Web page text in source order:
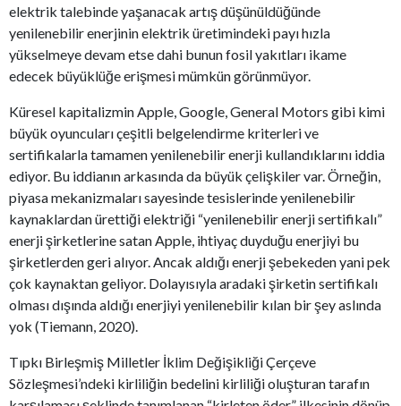
elektrik talebinde yaşanacak artış düşünüldüğünde
yenilenebilir enerjinin elektrik üretimindeki payı hızla
yükselmeye devam etse dahi bunun fosil yakıtları ikame
edecek büyüklüğe erişmesi mümkün görünmüyor.
Küresel kapitalizmin Apple, Google, General Motors gibi kimi
büyük oyuncuları çeşitli belgelendirme kriterleri ve
sertifikalarla tamamen yenilenebilir enerji kullandıklarını iddia
ediyor. Bu iddianın arkasında da büyük çelişkiler var. Örneğin,
piyasa mekanizmaları sayesinde tesislerinde yenilenebilir
kaynaklardan ürettiği elektriği “yenilenebilir enerji sertifikalı”
enerji şirketlerine satan Apple, ihtiyaç duyduğu enerjiyi bu
şirketlerden geri alıyor. Ancak aldığı enerji şebekeden yani pek
çok kaynaktan geliyor. Dolayısıyla aradaki şirketin sertifikalı
olması dışında aldığı enerjiyi yenilenebilir kılan bir şey aslında
yok (Tiemann, 2020).
Tıpkı Birleşmiş Milletler İklim Değişikliği Çerçeve
Sözleşmesi’ndeki kirliliğin bedelini kirliliği oluşturan tarafın